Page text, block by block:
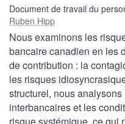
Document de travail du
Ruben Hipp
Nous examinons les
bancaire canadien en les
de contribution : la
les risques
structurel, nous
interbancaires et les
risque systémique, ce qui